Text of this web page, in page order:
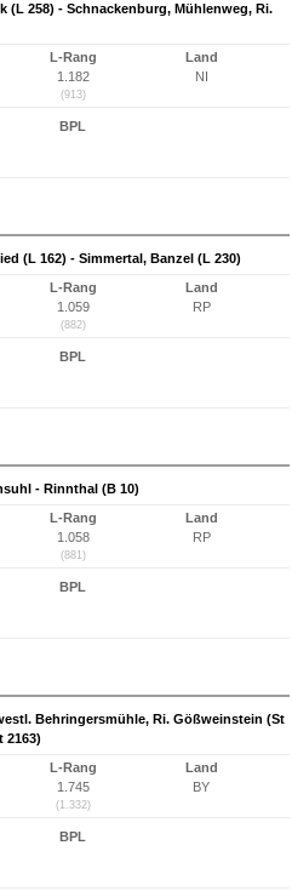
(L 258) - Schnackenburg, Mühlenweg, Ri.
L-Rang
1.182
(913)
Land
NI
BPL
(L 162) - Simmertal, Banzel (L 230)
L-Rang
1.059
(882)
Land
RP
BPL
- Rinnthal (B 10)
L-Rang
1.058
(881)
Land
RP
BPL
Behringersmühle, Ri. Gößweinstein (St
2163)
L-Rang
1.745
(1.332)
Land
BY
BPL